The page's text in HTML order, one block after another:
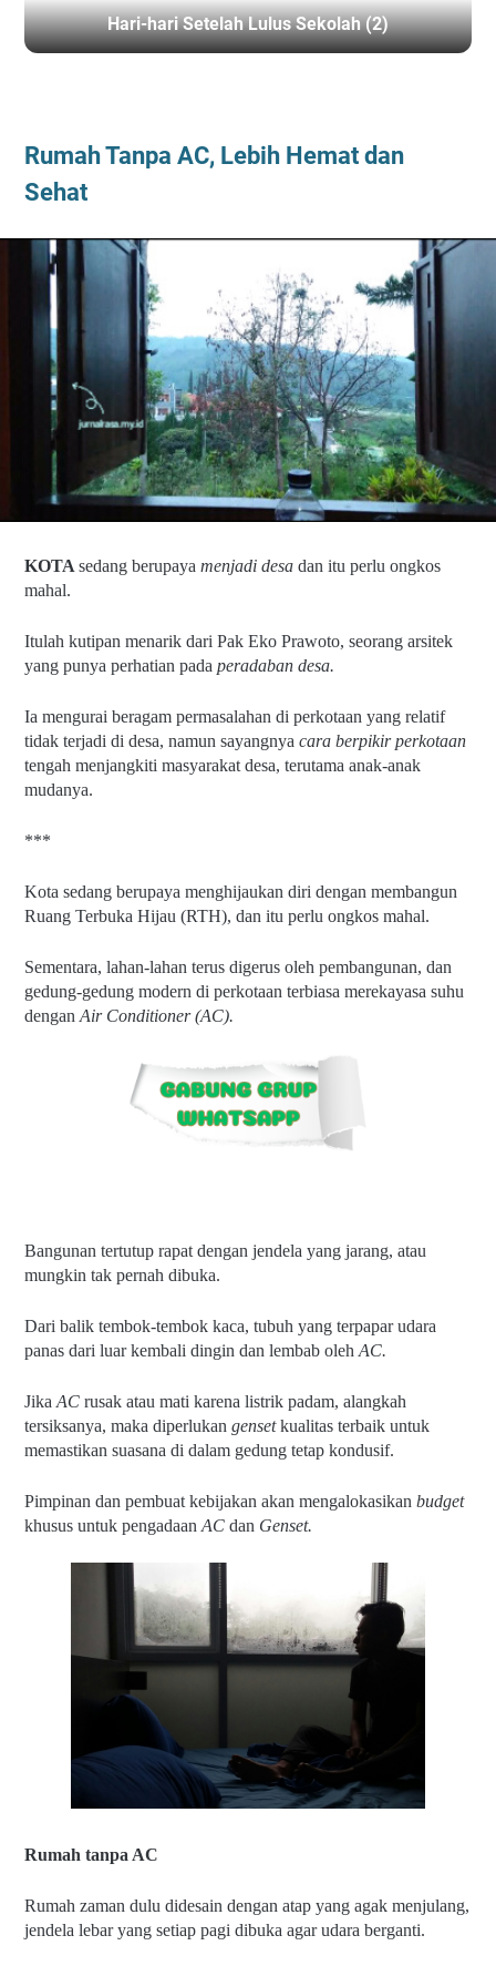
Hari-hari Setelah Lulus Sekolah (2)
Rumah Tanpa AC, Lebih Hemat dan
Sehat
KOTA sedang berupaya menjadi desa dan itu perlu ongkos
mahal.
Itulah kutipan menarik dari Pak Eko Prawoto, seorang arsitek
yang punya perhatian pada peradaban desa.
Ia mengurai beragam permasalahan di perkotaan yang relatif
tidak terjadi di desa, namun sayangnya cara berpikir perkotaan
tengah menjangkiti masyarakat desa, terutama anak-anak
mudanya.
***
Kota sedang berupaya menghijaukan diri dengan membangun
Ruang Terbuka Hijau (RTH), dan itu perlu ongkos mahal.
Sementara, lahan-lahan terus digerus oleh pembangunan, dan
gedung-gedung modern di perkotaan terbiasa merekayasa suhu
dengan Air Conditioner (AC).
Bangunan tertutup rapat dengan jendela yang jarang, atau
mungkin tak pernah dibuka.
Dari balik tembok-tembok kaca, tubuh yang terpapar udara
panas dari luar kembali dingin dan lembab oleh AC.
Jika AC rusak atau mati karena listrik padam, alangkah
tersiksanya, maka diperlukan genset kualitas terbaik untuk
memastikan suasana di dalam gedung tetap kondusif.
Pimpinan dan pembuat kebijakan akan mengalokasikan
budget
khusus untuk pengadaan AC dan Genset.
Rumah tanpa AC
Rumah zaman dulu didesain dengan atap yang agak menjulang,
jendela lebar yang setiap pagi dibuka agar udara berganti.